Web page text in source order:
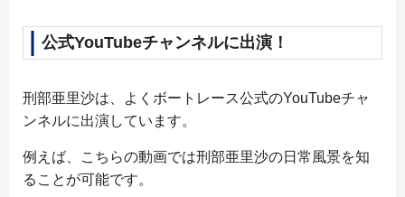
公式YouTubeチャンネルに出演！
刑部亜里沙は、よくボートレース公式のYouTubeチャ
ンネルに出演しています。
例えば、こちらの動画では刑部亜里沙の日常風景を知
ることが可能です。